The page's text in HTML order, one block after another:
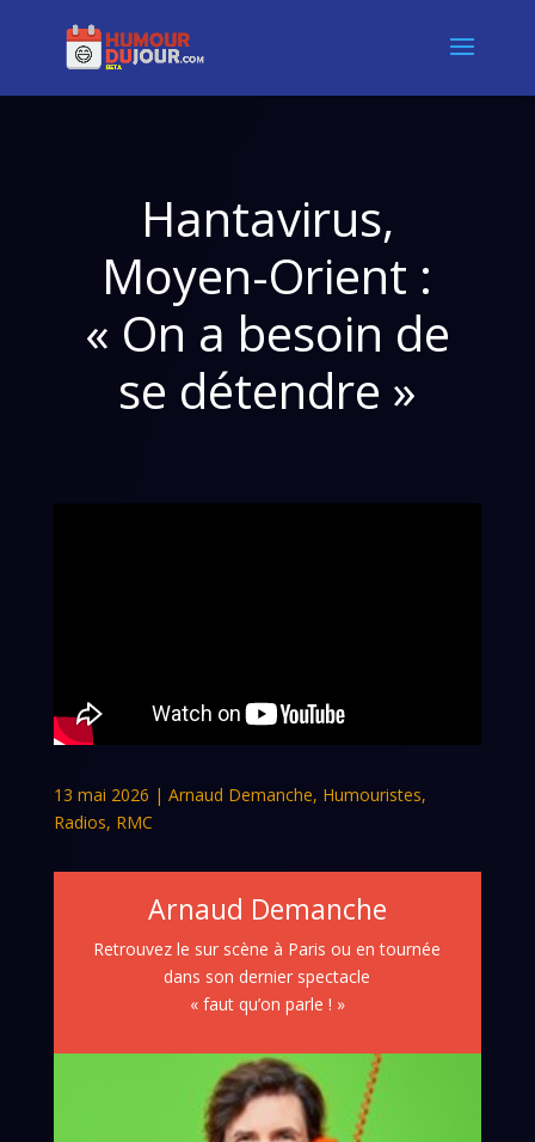
Hantavirus,
Moyen-Orient :
« On a besoin de
se détendre »
13 mai 2026 | Arnaud Demanche, Humouristes,
Radios, RMC
Arnaud Demanche
Retrouvez le sur scène à Paris ou en tournée
dans son dernier spectacle
« faut qu’on parle ! »